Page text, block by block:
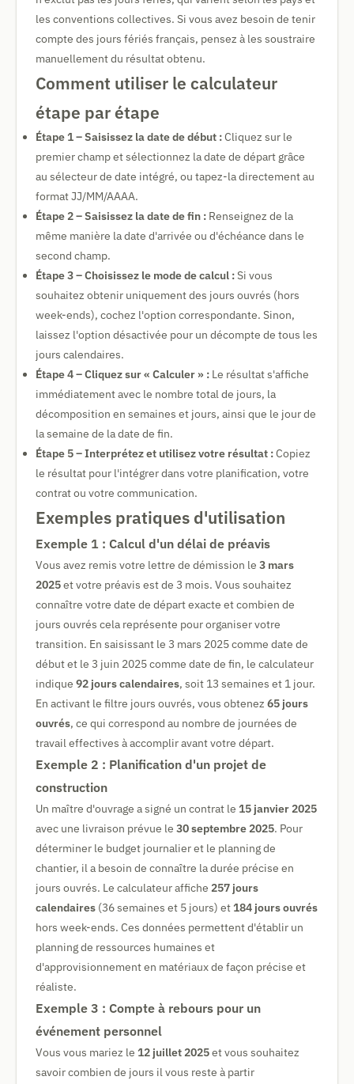
les conventions collectives. Si vous avez besoin de tenir
compte des jours fériés français, pensez à les soustraire
manuellement du résultat obtenu.
Comment utiliser le calculateur
étape par étape
Étape 1 – Saisissez la date de début :Cliquez sur le
premier champ et sélectionnez la date de départ grâce
au sélecteur de date intégré, ou tapez-la directement au
format JJ/MM/AAAA.
Étape 2 – Saisissez la date de fin : Renseignez de la
même manière la date d'arrivée ou d'échéance dans le
second champ.
Étape 3 – Choisissez le mode de calcul :Si vous
souhaitez obtenir uniquement des jours ouvrés (hors
week-ends), cochez l'option correspondante. Sinon,
laissez l'option désactivée pour un décompte de tous les
jours calendaires.
Étape 4 – Cliquez sur « Calculer » : Le résultat s'affiche
immédiatement avec le nombre total de jours, la
décomposition en semaines et jours, ainsi que le jour de
la semaine de la date de fin.
Étape 5 – Interprétez et utilisez votre résultat :Copiez
le résultat pour l'intégrer dans votre planification, votre
contrat ou votre communication.
Exemples pratiques d'utilisation
Exemple 1 : Calcul d'un délai de préavis
Vous avez remis votre lettre de démission le 3 mars
2025et votre préavis est de 3 mois. Vous souhaitez
connaître votre date de départ exacte et combien de
jours ouvrés cela représente pour organiser votre
transition. En saisissant le 3 mars 2025 comme date de
début et le 3 juin 2025 comme date de fin, le calculateur
indique 92 jours calendaires, soit 13 semaines et 1 jour.
En activant le filtre jours ouvrés, vous obtenez 65 jours
ouvrés, ce qui correspond au nombre de journées de
travail effectives à accomplir avant votre départ.
Exemple 2 : Planification d'un projet de
construction
Un maître d'ouvrage a signé un contrat le 15 janvier 2025
avec une livraison prévue le 30 septembre 2025. Pour
déterminer le budget journalier et le planning de
chantier, il a besoin de connaître la durée précise en
jours ouvrés. Le calculateur affiche 257 jours
calendaires (36 semaines et 5 jours) et 184 jours ouvrés
hors week-ends. Ces données permettent d'établir un
planning de ressources humaines et
d'approvisionnement en matériaux de façon précise et
réaliste.
Exemple 3 : Compte à rebours pour un
événement personnel
Vous vous mariez le 12 juillet 2025et vous souhaitez
savoir combien de jours il vous reste à partir